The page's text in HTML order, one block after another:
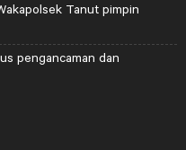
Tanut pimpin
pengancaman dan